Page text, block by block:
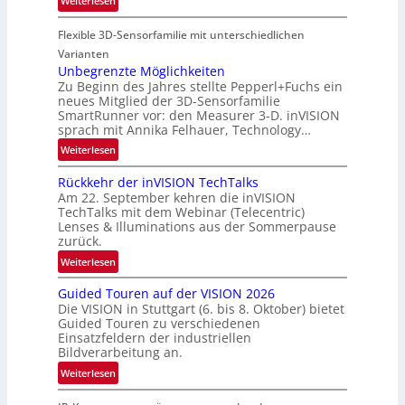
u
f
t
-
u
n
d
R
a
u
m
f
a
h
r
t
t
e
c
h
n
i
k
e
n
P
a
t
n
e
r
s
c
h
a
f
t
i
s
c
h
e
n
4
K
Flexible 3D-Sensorfamilie mit unterschiedlichen
Varianten
Unbegrenzte Möglichkeiten
Zu Beginn des Jahres stellte Pepperl+Fuchs ein
neues Mitglied der 3D-Sensorfamilie
SmartRunner vor: den Measurer 3-D. inVISION
sprach mit Annika Felhauer, Technology…
Weiterlesen:
U
n
b
e
g
r
e
z
t
e
M
ö
g
Rückkehr der inVISION TechTalks
Am 22. September kehren die inVISION
TechTalks mit dem Webinar (Telecentric)
Lenses & Illuminations aus der Sommerpause
zurück.
Weiterlesen:
R
ü
c
k
k
e
h
Guided Touren auf der VISION 2026
Die VISION in Stuttgart (6. bis 8. Oktober) bietet
Guided Touren zu verschiedenen
Einsatzfeldern der industriellen
Bildverarbeitung an.
Weiterlesen:
G